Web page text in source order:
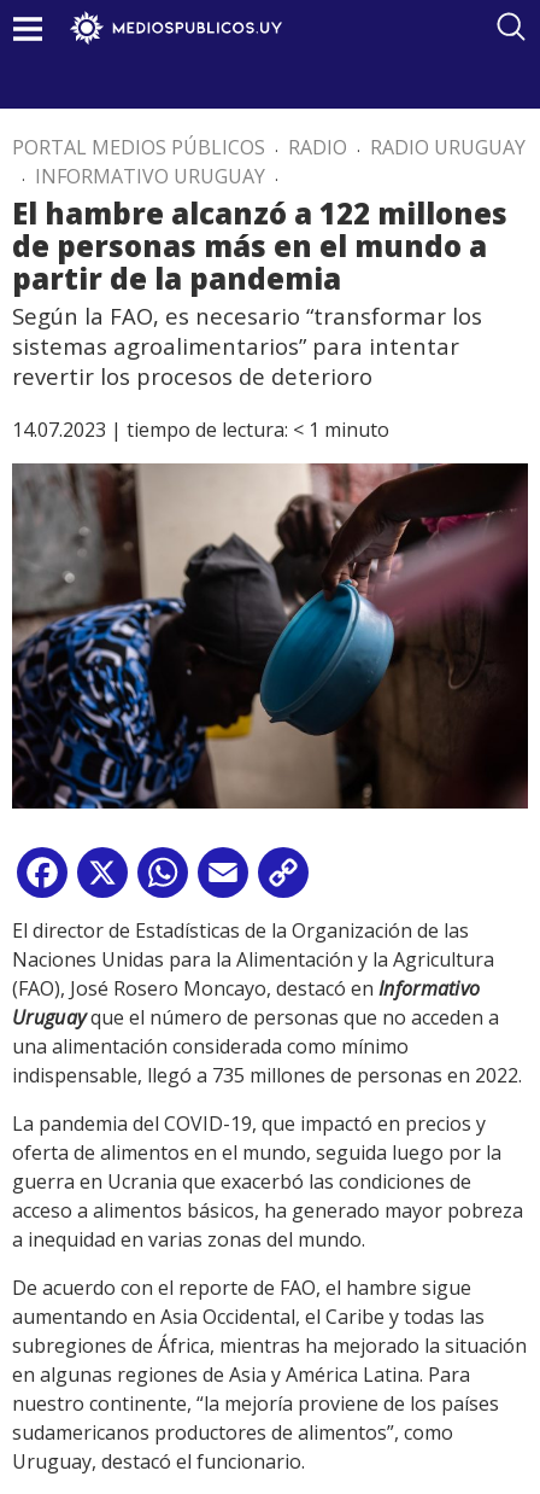
PORTAL MEDIOS PÚBLICOS . RADIO . RADIO URUGUAY
. INFORMATIVO URUGUAY .
El hambre alcanzó a 122 millones
de personas más en el mundo a
partir de la pandemia
Según la FAO, es necesario “transformar los
sistemas agroalimentarios” para intentar
revertir los procesos de deterioro
14.07.2023 | tiempo de lectura: < 1 minuto
Facebook
X WhatsApp
Email
Link
El director de Estadísticas de la Organización de las
Naciones Unidas para la Alimentación y la Agricultura
(FAO), José Rosero Moncayo, destacó en Informativo
Uruguayque el número de personas que no acceden a
una alimentación considerada como mínimo
indispensable, llegó a 735 millones de personas en 2022.
La pandemia del COVID-19, que impactó en precios y
oferta de alimentos en el mundo, seguida luego por la
guerra en Ucrania que exacerbó las condiciones de
acceso a alimentos básicos, ha generado mayor pobreza
a inequidad en varias zonas del mundo.
De acuerdo con el reporte de FAO, el hambre sigue
aumentando en Asia Occidental, el Caribe y todas las
subregiones de África, mientras ha mejorado la situación
en algunas regiones de Asia y América Latina. Para
nuestro continente, “la mejoría proviene de los países
sudamericanos productores de alimentos”, como
Uruguay, destacó el funcionario.